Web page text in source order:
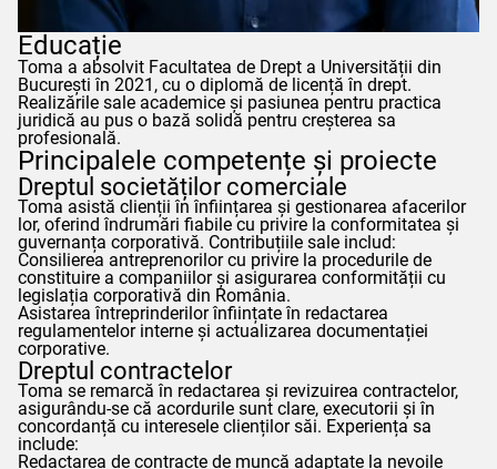
Educație
Toma a absolvit Facultatea de Drept a Universității din
București în 2021, cu o diplomă de licență în drept.
Realizările sale academice și pasiunea pentru practica
juridică au pus o bază solidă pentru creșterea sa
profesională.
Principalele competențe și proiecte
Dreptul societăților comerciale
Toma asistă clienții în înființarea și gestionarea afacerilor
lor, oferind îndrumări fiabile cu privire la conformitatea și
guvernanța corporativă. Contribuțiile sale includ:
Consilierea antreprenorilor cu privire la procedurile de
constituire a companiilor și asigurarea conformității cu
legislația corporativă din România.
Asistarea întreprinderilor înființate în redactarea
regulamentelor interne și actualizarea documentației
corporative.
Dreptul contractelor
Toma se remarcă în redactarea și revizuirea contractelor,
asigurându-se că acordurile sunt clare, executorii și în
concordanță cu interesele clienților săi. Experiența sa
include:
Redactarea de contracte de muncă adaptate la nevoile